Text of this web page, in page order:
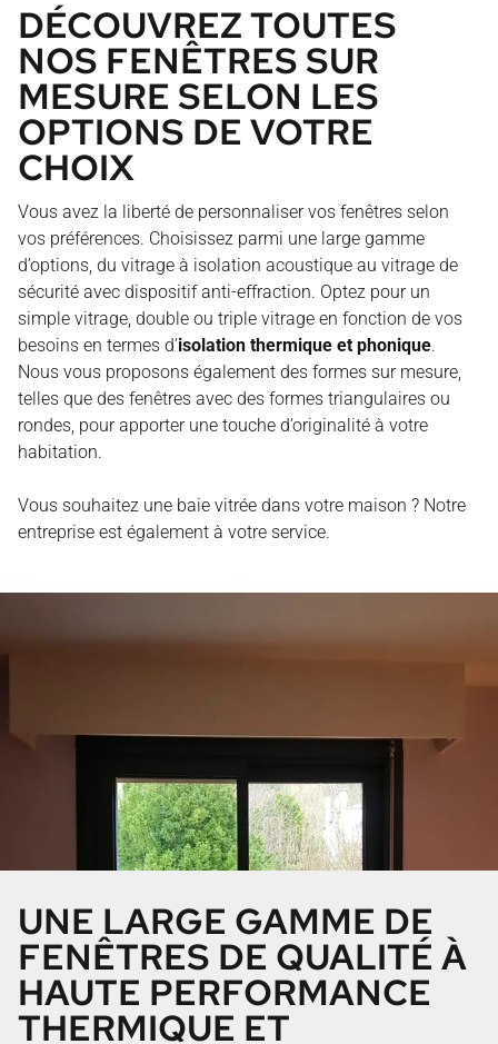
DÉCOUVREZ TOUTES
NOS FENÊTRES SUR
MESURE SELON LES
OPTIONS DE VOTRE
CHOIX
Vous avez la liberté de personnaliser vos fenêtres selon
vos préférences. Choisissez parmi une large gamme
d’options, du vitrage à isolation acoustique au vitrage de
sécurité avec dispositif anti-effraction. Optez pour un
simple vitrage, double ou triple vitrage en fonction de vos
besoins en termes d’isolation thermique et phonique.
Nous vous proposons également des formes sur mesure,
telles que des fenêtres avec des formes triangulaires ou
rondes, pour apporter une touche d’originalité à votre
habitation.
Vous souhaitez une baie vitrée dans votre maison ? Notre
entreprise est également à votre service.
UNE LARGE GAMME DE
FENÊTRES DE QUALITÉ À
HAUTE PERFORMANCE
THERMIQUE ET